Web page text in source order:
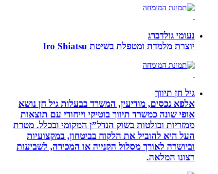
נעומי גולדברג
יוצרת מלמדת ומטפלת בשיטת Iro Shiatsu
גיל חן תיווך
אלפא נכסים, מודיעין, המשרד בבעלות גיל חן נושא
אופי שונה כמשרד תיווך בוטיקי וייחודי עם תוצאות
ממזריות ובולטות בשוק הנדל”ן המקומי ובכלל. מטרת
העל היא להוביל את הלקוח בביטחון, במקצועיות
וביושרה לאורך מסלול הקנייה או המכירה, לשביעות
רצונו המלאה.